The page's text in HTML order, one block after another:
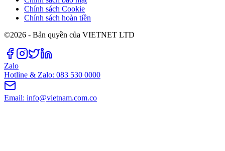
Chính sách Cookie
Chính sách hoàn tiền
©2026 - Bản quyền của VIETNET LTD
Zalo
Hotline & Zalo: 083 530 0000
Email: info@vietnam.com.co